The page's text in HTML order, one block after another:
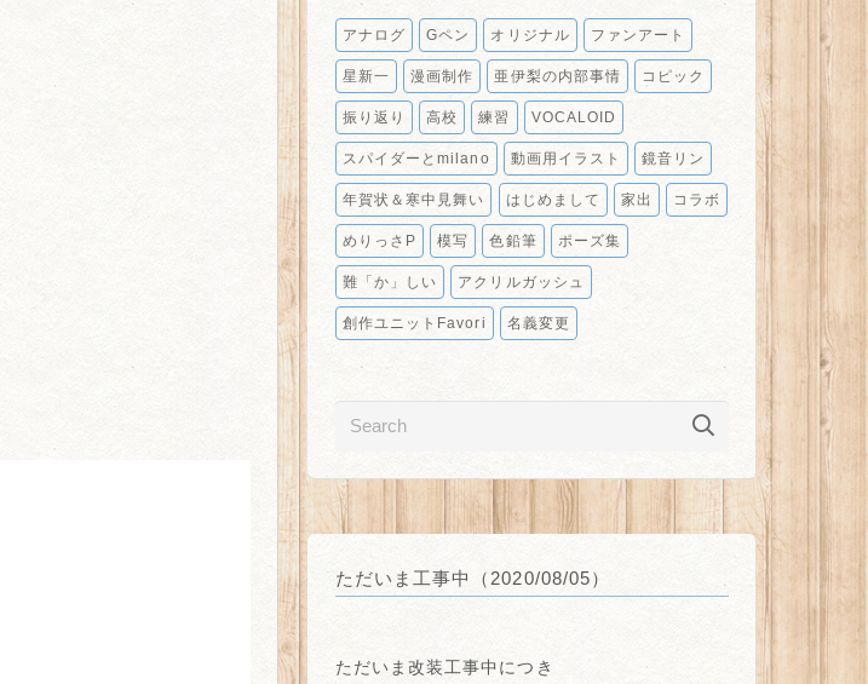
アナログ Gペン オリジナル ファンアート
星新一 漫画制作 亜伊梨の内部事情 コピック
振り返り 高校 練習 VOCALOID
スパイダーとmilano 動画用イラスト 鏡音リン
年賀状＆寒中見舞い はじめまして 家出 コラボ
めりっさP 模写 色鉛筆 ポーズ集
難「か」しい アクリルガッシュ
創作ユニットFavori 名義変更
ただいま工事中（2020/08/05）
ただいま改装工事中につき